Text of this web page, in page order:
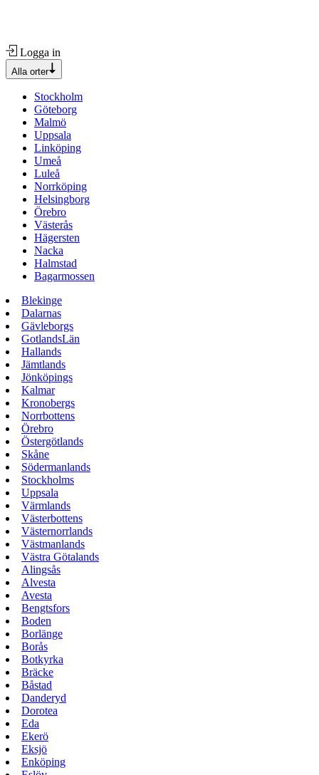
Logga in
Alla orter
Stockholm
Göteborg
Malmö
Uppsala
Linköping
Umeå
Luleå
Norrköping
Helsingborg
Örebro
Västerås
Hägersten
Nacka
Halmstad
Bagarmossen
Blekinge
Dalarnas
Gävleborgs
GotlandsLän
Hallands
Jämtlands
Jönköpings
Kalmar
Kronobergs
Norrbottens
Örebro
Östergötlands
Skåne
Södermanlands
Stockholms
Uppsala
Värmlands
Västerbottens
Västernorrlands
Västmanlands
Västra Götalands
Alingsås
Alvesta
Avesta
Bengtsfors
Boden
Borlänge
Borås
Botkyrka
Bräcke
Båstad
Danderyd
Dorotea
Eda
Ekerö
Eksjö
Enköping